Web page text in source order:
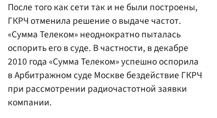
После того как сети так и не были построены,
ГКРЧ отменила решение о выдаче частот.
«Сумма Телеком» неоднократно пыталась
оспорить его в суде. В частности, в декабре
2010 года «Сумма Телеком» успешно оспорила
в Арбитражном суде Москве бездействие ГКРЧ
при рассмотрении радиочастотной заявки
компании.